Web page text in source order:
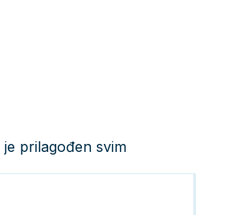
je prilagođen svim